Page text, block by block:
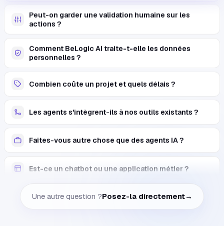
actions ?
personnelles ?
Une autre question ?Posez-la directement→